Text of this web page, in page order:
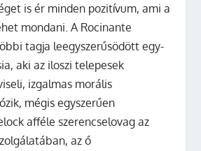
is ér minden pozitívum, ami a
mondani. A Rocinante
tagja leegyszerűsödött egy-
aki az iloszi telepesek
izgalmas morális
mégis egyszerűen
afféle szerencselovag az
az ő